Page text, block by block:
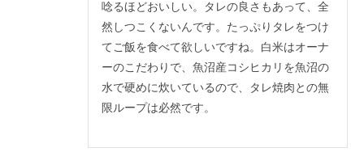
唸るほどおいしい。タレの良さもあって、全
然しつこくないんです。たっぷりタレをつけ
てご飯を食べて欲しいですね。白米はオーナ
ーのこだわりで、魚沼産コシヒカリを魚沼の
水で硬めに炊いているので、タレ焼肉との無
限ループは必然です。